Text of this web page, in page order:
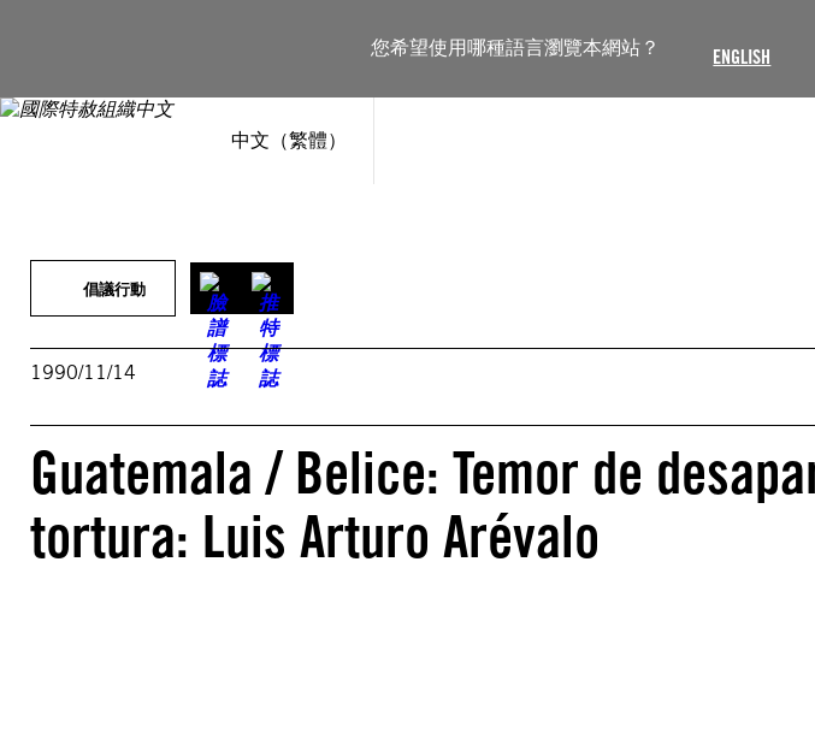
您希望使用哪種語言瀏覽本網站？ ENGLISH
中文（繁體）
內
倡議行動
1990/11/14
Guatemala / Belice: Temor de
tortura: Luis Arturo Arévalo